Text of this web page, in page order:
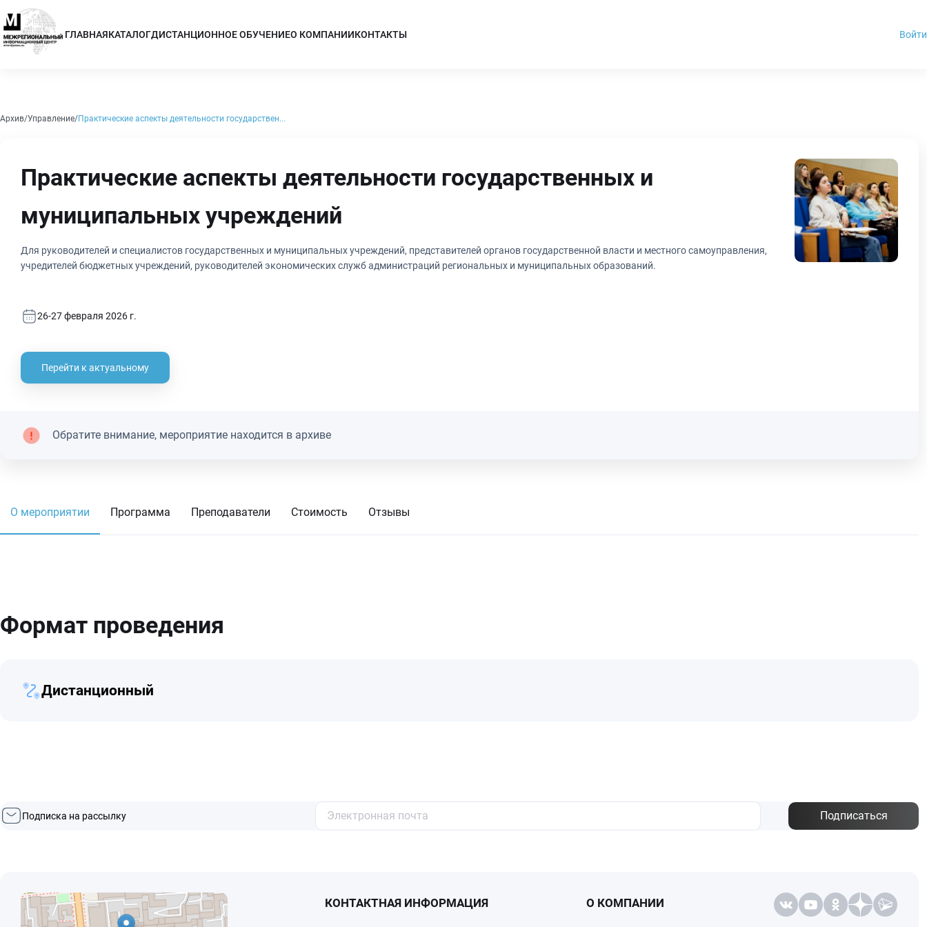
ГЛАВНАЯКАТАЛОГДИСТАНЦИОННОЕ ОБУЧЕНИЕО КОМПАНИИКОНТАКТЫ Войти
Архив Управление Практические аспекты деятельности государствен...
Практические аспекты деятельности государственных и
муниципальных учреждений
Для руководителей и специалистов государственных и муниципальных учреждений, представителей органов государственной власти и местного самоуправления,
учредителей бюджетных учреждений, руководителей экономических служб администраций региональных и муниципальных образований.
26-27 февраля 2026 г.
Перейти к актуальному
Обратите внимание, мероприятие находится в архиве
О мероприятии Программа Преподаватели Стоимость Отзывы
Формат проведения
Дистанционный
Подписка на рассылку Подписаться
КОНТАКТНАЯ ИНФОРМАЦИЯ О КОМПАНИИ